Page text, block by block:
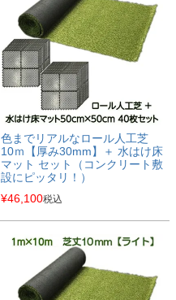
色までリアルなロール人工芝
10ｍ【厚み30mm】＋ 水はけ床
マット セット（コンクリート敷
設にピッタリ！）
¥46,100税込